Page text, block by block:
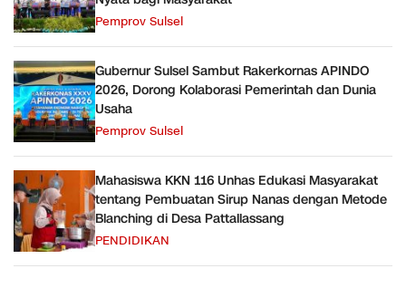
Pemprov Sulsel
Gubernur Sulsel Sambut Rakerkornas APINDO
2026, Dorong Kolaborasi Pemerintah dan Dunia
Usaha
Pemprov Sulsel
Mahasiswa KKN 116 Unhas Edukasi Masyarakat
tentang Pembuatan Sirup Nanas dengan Metode
Blanching di Desa Pattallassang
PENDIDIKAN